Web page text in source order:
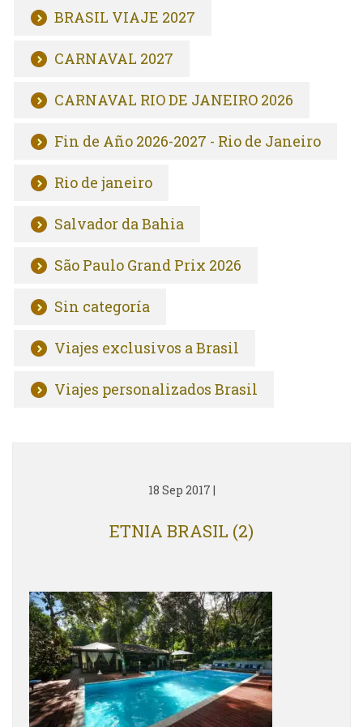
BRASIL VIAJE 2027
CARNAVAL 2027
CARNAVAL RIO DE JANEIRO 2026
Fin de Año 2026-2027 - Rio de Janeiro
Rio de janeiro
Salvador da Bahia
São Paulo Grand Prix 2026
Sin categoría
Viajes exclusivos a Brasil
Viajes personalizados Brasil
18 Sep 2017 |
ETNIA BRASIL (2)